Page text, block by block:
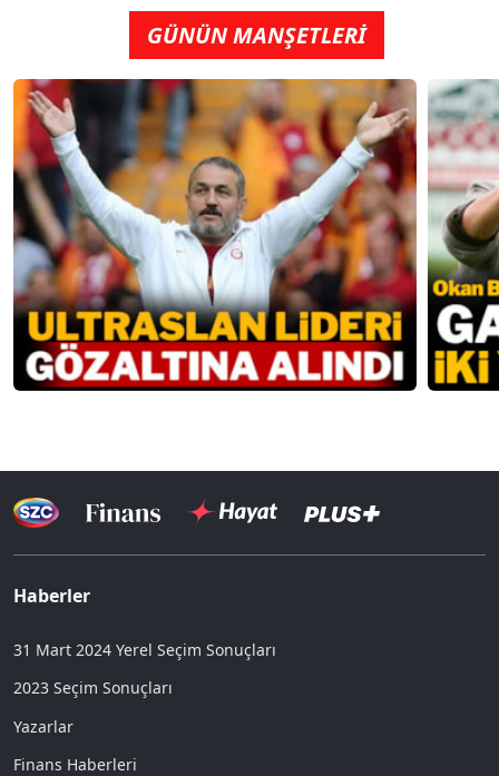
GÜNÜN MANŞETLERİ
Haberler
31 Mart 2024 Yerel Seçim Sonuçları
2023 Seçim Sonuçları
Yazarlar
Finans Haberleri